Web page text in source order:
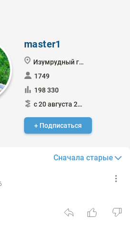
master1
Изумрудный город
1749
198 330
с 20 августа 2021
+ Подписаться
Сначала старые